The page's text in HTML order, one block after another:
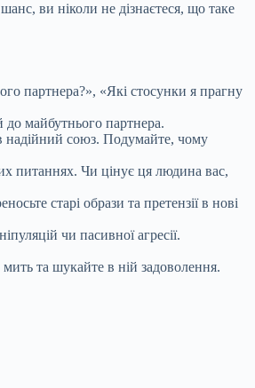
ви ніколи не дізнаєтеся, що таке
партнера?», «Які стосунки я прагну
до майбутнього партнера.
надійний союз. Подумайте, чому
питаннях. Чи цінує ця людина вас,
старі образи та претензії в нові
чи пасивної агресії.
та шукайте в ній задоволення.